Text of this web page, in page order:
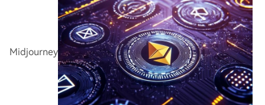
Midjourney